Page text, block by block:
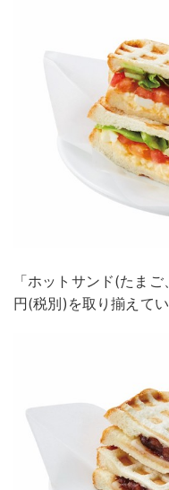
「ホットサンド(たま
円(税別)を取り揃えてい